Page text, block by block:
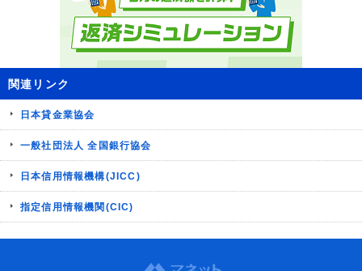
関連リンク
日本貸金業協会
一般社団法人 全国銀行協会
日本信用情報機構(JICC)
指定信用情報機関(CIC)